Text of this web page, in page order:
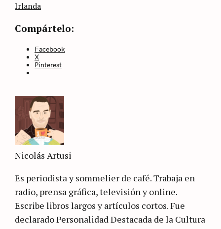
categoría
Irlanda
Compártelo:
Facebook
X
Pinterest
Nicolás Artusi
Es periodista y sommelier de café. Trabaja en
radio, prensa gráfica, televisión y online.
Escribe libros largos y artículos cortos. Fue
declarado Personalidad Destacada de la Cultura